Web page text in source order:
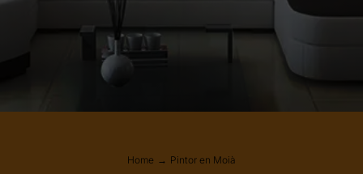
Home Pintor en Moià